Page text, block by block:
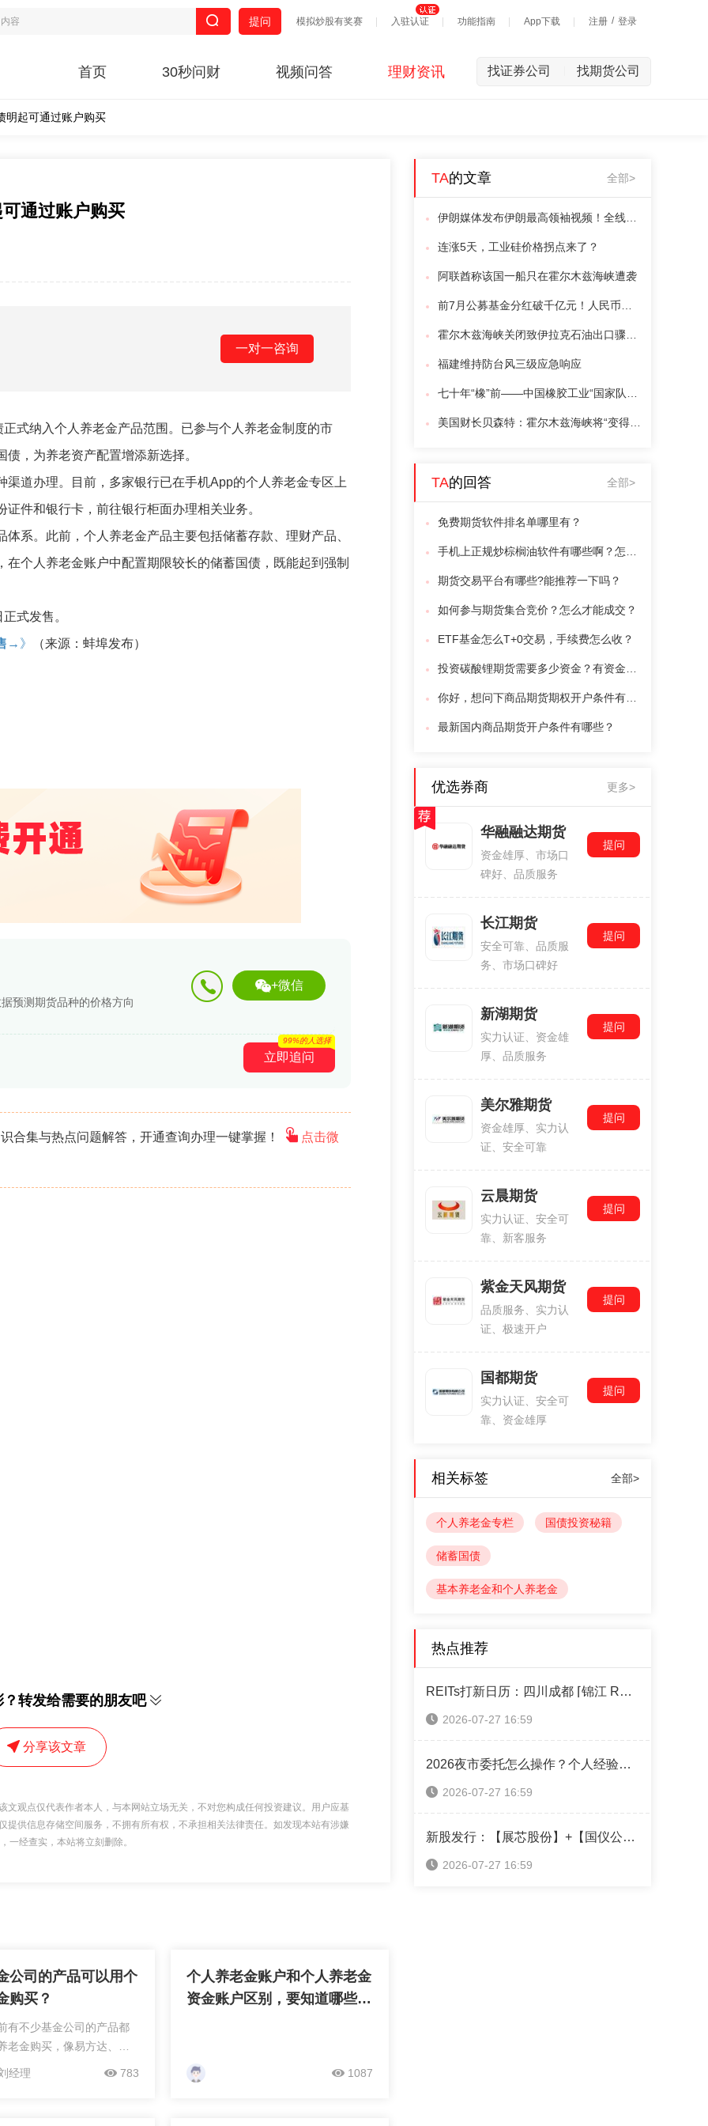
模拟炒股有奖赛 入驻认证 功能指南 App下载 注册 / 登录
提问
首页 30秒问财 视频问答 理财资讯 找证券公司 找期货公司
明起可通过账户购买
通过账户购买
一对一咨询
式纳入个人养老金产品范围。已参与个人养老金制度的市
，为养老资产配置增添新选择。
道办理。目前，多家银行已在手机App的个人养老金专区上
件和银行卡，前往银行柜面办理相关业务。
系。此前，个人养老金产品主要包括储蓄存款、理财产品、
个人养老金账户中配置期限较长的储蓄国债，既能起到强制
式发售。
→ 》 （来源：蚌埠发布）
预测期货品种的价格方向
+微信
立即追问
99%的人选择
合集与热点问题解答，开通查询办理一键掌握！ 点击微
转发给需要的朋友吧
分享该文章
观点仅代表作者本人，与本网站立场无关，不对您构成任何投资建议。用户应基
供信息存储空间服务，不拥有所有权，不承担相关法律责任。如发现本站有涉嫌
一经查实，本站将立刻删除。
公司的产品可以用个
购买？
有不少基金公司的产品都
老金购买，像易方达、华
南方等头部基金公司，还
经理 783
个人养老金账户和个人养老金
资金账户区别，要知道哪些细
1087
TA的文章 全部>
连涨5天，工业硅价格拐点来了？
阿联酋称该国一船只在霍尔木兹海峡遭袭
福建维持防台风三级应急响应
TA的回答 全部>
免费期货软件排名单哪里有？
期货交易平台有哪些?能推荐一下吗？
如何参与期货集合竞价？怎么才能成交？
ETF基金怎么T+0交易，手续费怎么收？
最新国内商品期货开户条件有哪些？
优选券商 更多>
华融融达期货
资金雄厚、市场口
碑好、品质服务
提问
长江期货
安全可靠、品质服
务、市场口碑好
提问
新湖期货
实力认证、资金雄
厚、品质服务
提问
美尔雅期货
资金雄厚、实力认
证、安全可靠
提问
云晨期货
实力认证、安全可
靠、新客服务
提问
紫金天风期货
品质服务、实力认
证、极速开户
提问
国都期货
实力认证、安全可
靠、资金雄厚
提问
相关标签 全部>
个人养老金专栏 国债投资秘籍
储蓄国债
基本养老金和个人养老金
热点推荐
REITs打新日历：四川成都 ⌈锦江 REIT⌋ 本周四售！（附认购操作指南）
2026-07-27 16:59
2026夜市委托怎么操作？个人经验攻略全分享
2026-07-27 16:59
新股发行：【展芯股份】+【国仪公司】+【超纯应材】本周可申购！（附打新神器）
2026-07-27 16:59